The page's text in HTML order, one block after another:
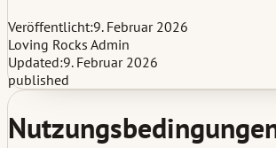
Veröffentlicht:9. Februar 2026
Loving Rocks Admin
Updated:9. Februar 2026
published